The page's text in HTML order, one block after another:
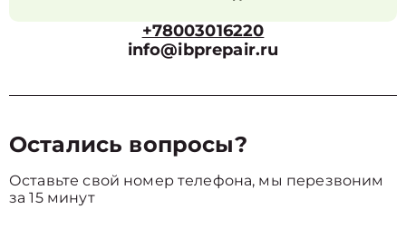
+78003016220
info@ibprepair.ru
Остались вопросы?
Оставьте свой номер телефона, мы перезвоним
за 15 минут